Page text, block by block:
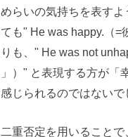
らいの気持ちを表すよ
も" He was happy.（=
も、" He was not
）" と表現する方が「
じられるのではないで
重否定を用いること